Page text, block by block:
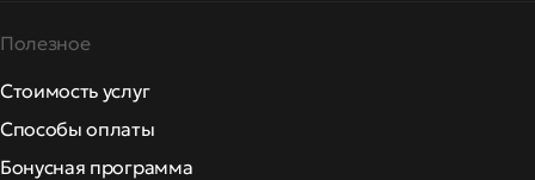
Полезное
Стоимость услуг
Способы оплаты
Бонусная программа